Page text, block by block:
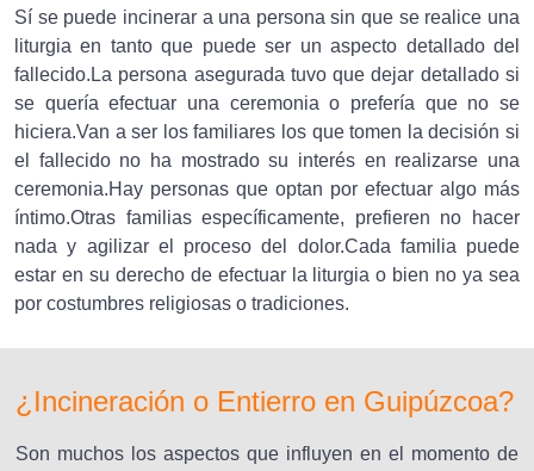
Sí se puede incinerar a una persona sin que se realice una
liturgia en tanto que puede ser un aspecto detallado del
fallecido.La persona asegurada tuvo que dejar detallado si
se quería efectuar una ceremonia o prefería que no se
hiciera.Van a ser los familiares los que tomen la decisión si
el fallecido no ha mostrado su interés en realizarse una
ceremonia.Hay personas que optan por efectuar algo más
íntimo.Otras familias específicamente, prefieren no hacer
nada y agilizar el proceso del dolor.Cada familia puede
estar en su derecho de efectuar la liturgia o bien no ya sea
por costumbres religiosas o tradiciones.
¿Incineración o Entierro en Guipúzcoa?
Son muchos los aspectos que influyen en el momento de